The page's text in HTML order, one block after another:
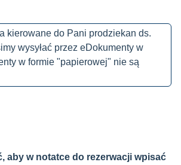
kierowane do Pani prodziekan ds.
wysyłać przez eDokumenty w
w formie "papierowej" nie są
aby w notatce do rezerwacji wpisać